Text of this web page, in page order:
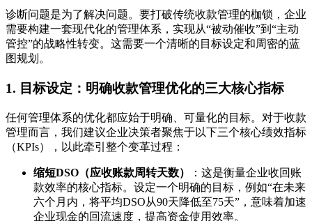
诊断问题是为了解决问题。要打破传统收款管理的枷锁，企业
需要构建一套现代化的管理体系，实现从“被动催收”到“主动
管控”的战略性转变。这需要一个清晰的目标设定和周密的蓝
图规划。
1. 目标设定：明确收款管理优化的三大核心指标
任何管理体系的优化都应始于明确、可量化的目标。对于收款
管理而言，我们建议企业决策者聚焦于以下三个核心绩效指标
（KPIs），以此牵引整个变革过程：
缩短DSO（应收账款周转天数）
：这是衡量企业收回账
款效率的核心指标。设定一个明确的目标，例如“在未来
六个月内，将平均DSO从90天降低至75天”，意味着加速
企业现金的回流速度，提高资金使用效率。